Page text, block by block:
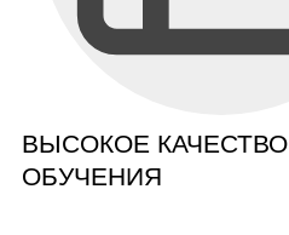
ВЫСОКОЕ КАЧЕСТВО
ОБУЧЕНИЯ